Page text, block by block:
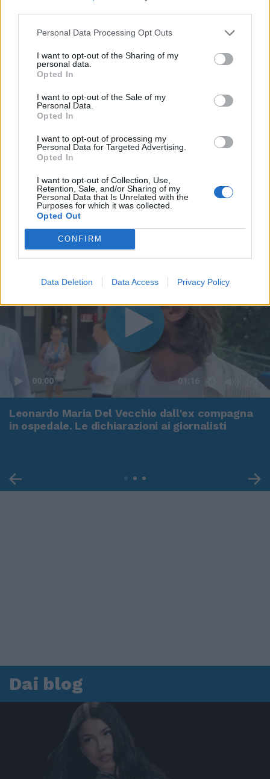
Personal Data Processing Opt Outs
I want to opt-out of the Sharing of my
personal data.
Opted In
I want to opt-out of the Sale of my
Personal Data.
Opted In
I want to opt-out of processing my
Personal Data for Targeted Advertising.
Opted In
I want to opt-out of Collection, Use,
Retention, Sale, and/or Sharing of my
Personal Data that Is Unrelated with the
Purposes for which it was collected.
Opted Out
CONFIRM
Data Deletion Data Access Privacy Policy
00:00 01:16
Leonardo Maria Del Vecchio dall'ex compagna
in ospedale. Le dichiarazioni ai giornalisti
Dai blog